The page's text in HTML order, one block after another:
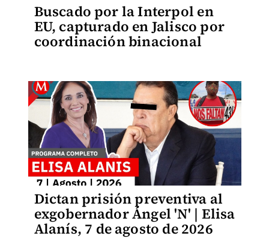
Buscado por la Interpol en
EU, capturado en Jalisco por
coordinación binacional
Dictan prisión preventiva al
exgobernador Ángel 'N' | Elisa
Alanís, 7 de agosto de 2026